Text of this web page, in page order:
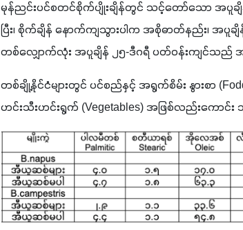
မုန်ညင်းပင်စတင်စိုက်ပျိုးချိန်တွင် သင့်တော်သော အပူခ
ပြီး၊ စိုက်ချိန် နောက်ကျသွားပါက အစိုဓာတ်နည်း၊ အ
တစ်လျှောက်လုံး အပူချိန် ၂၅-ဒီဂရီ ပတ်ဝန်းကျင်သည်
တစ်ချို့နိုင်ငံများတွင် ပင်စည်နှင့် အရွက်စိမ်း နွားစာ
ဟင်းသီးဟင်းရွက် (Vegetables) အဖြစ်လည်းကောင်း